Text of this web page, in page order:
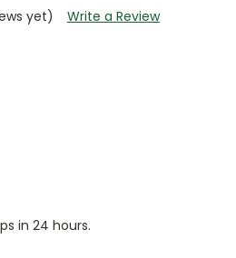
yet)
Write a Review
in 24 hours.